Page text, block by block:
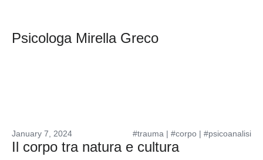
Psicologa Mirella Greco
#trauma | #corpo | #psicoanalisi
January 7, 2024
Il corpo tra natura e cultura